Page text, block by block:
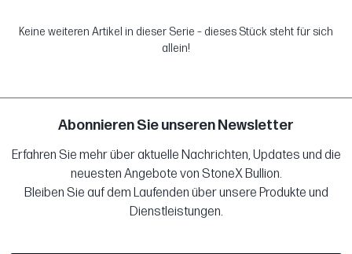
Keine weiteren Artikel in dieser Serie – dieses Stück steht für sich
allein!
Abonnieren Sie unseren Newsletter
Erfahren Sie mehr über aktuelle Nachrichten, Updates und die
neuesten Angebote von StoneX Bullion.
Bleiben Sie auf dem Laufenden über unsere Produkte und
Dienstleistungen.